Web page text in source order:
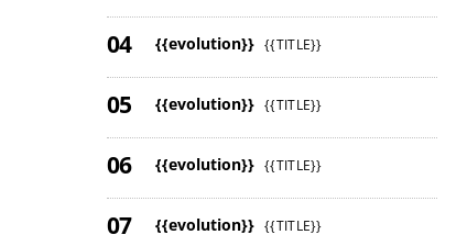
{{evolution}} {{TITLE}}
{{evolution}} {{TITLE}}
{{evolution}} {{TITLE}}
{{evolution}} {{TITLE}}